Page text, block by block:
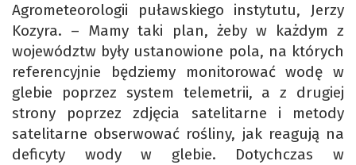
Agrometeorologii puławskiego instytutu, Jerzy
Kozyra. – Mamy taki plan, żeby w każdym z
województw były ustanowione pola, na których
referencyjnie będziemy monitorować wodę w
glebie poprzez system telemetrii, a z drugiej
strony poprzez zdjęcia satelitarne i metody
satelitarne obserwować rośliny, jak reagują na
deficyty wody w glebie. Dotychczas w